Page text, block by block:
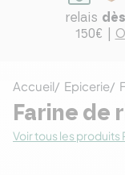
relais
150€ |
Accueil Epicerie
Farine de
Voir tous les produits